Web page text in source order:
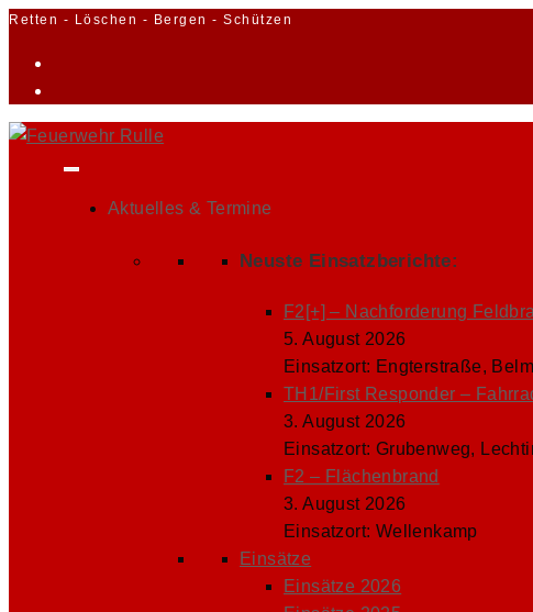
Zum
Retten - Löschen - Bergen - Schützen
Aktuelles & Termine
Neuste Einsatzberichte:
F2[+] – Nachforderung
5. August 2026
Einsatzort: Engterstraße, Belm
TH1/First Responder –
3. August 2026
Einsatzort: Grubenweg,
F2 – Flächenbrand
3. August 2026
Einsatzort: Wellenkamp
Einsätze
Einsätze 2026